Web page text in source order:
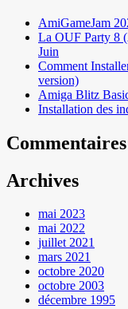
AmiGameJam
La OUF Party 8
Juin
Comment
version)
Amiga Blitz
Installation des
Archives
mai 2023
mai 2022
juillet 2021
mars 2021
octobre 2020
octobre 2003
décembre 1995